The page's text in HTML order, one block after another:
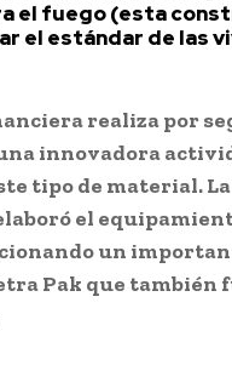
el fuego (esta
el estándar de las
realiza por
innovadora
tipo de material.
el
un
Pak que también